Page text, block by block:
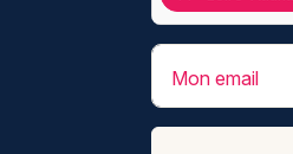
Mon email